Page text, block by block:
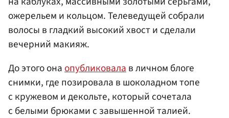
ожерельем и кольцом. Телеведущей собрали
волосы в гладкий высокий хвост и сделали
вечерний макияж.
До этого онаопубликовалав личном блоге
снимки, где позировала в шоколадном топе
с кружевом и декольте, который сочетала
с белыми брюками с завышенной талией.